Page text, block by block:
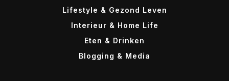
Lifestyle & Gezond Leven
Interieur & Home Life
Eten & Drinken
Blogging & Media